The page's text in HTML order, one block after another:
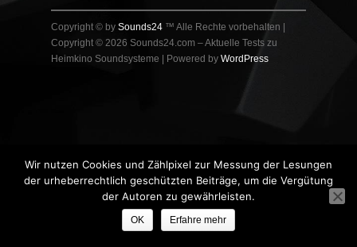
Copyright © by Sounds24 ™ Alle Rechte vorbehalten |
Copyright © 2026 Sounds24.com – Aktuelle Tests zu
Heimkino Soundsysteme | Powered by WordPress
Wir nutzen Cookies und Zählpixel zur Messung der Lesungen
der urheberrechtlich geschützten Beiträge, um die Vergütung
der Autoren zu gewährleisten.
OK Erfahre mehr